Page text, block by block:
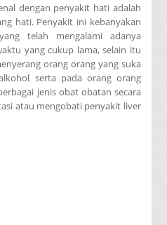
dengan penyakit hati adalah
hati. Penyakit ini kebanyakan
telah mengalami adanya
yang cukup lama, selain itu
orang orang yang suka
serta pada orang orang
jenis obat obatan secara
atau mengobati penyakit liver